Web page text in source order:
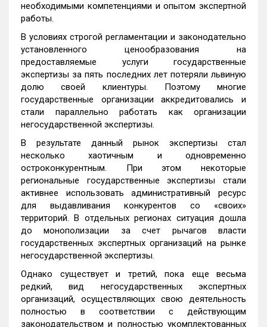
необходимыми компетенциями и опытом экспертной
работы.
В условиях строгой регламентации и законодательно
установленного ценообразования на
предоставляемые услуги государственные
экспертизы за пять последних лет потеряли львиную
долю своей клиентуры. Поэтому многие
государственные организации аккредитовались и
стали параллельно работать как организации
негосударственной экспертизы.
В результате данный рынок экспертизы стал
несколько хаотичным и одновременно
остроконкурентным. При этом некоторые
региональные государственные экспертизы стали
активнее использовать административный ресурс
для выдавливания конкурентов со «своих»
территорий. В отдельных регионах ситуация дошла
до монополизации за счет рычагов власти
государственных экспертных организаций на рынке
негосударственной экспертизы.
Однако существует и третий, пока еще весьма
редкий, вид негосударственных экспертных
организаций, осуществляющих свою деятельность
полностью в соответствии с действующим
законодательством и полностью укомплектованных